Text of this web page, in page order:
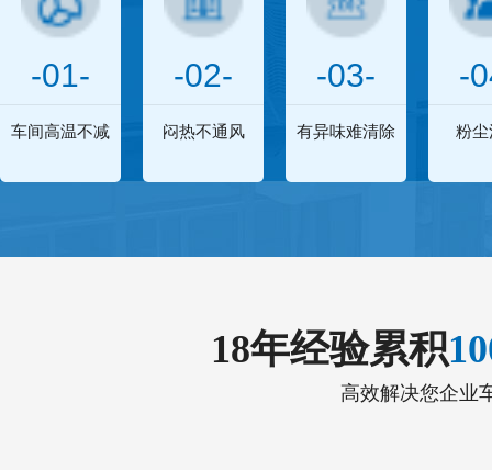
-01-
车间高温不减
-02-
闷热不通风
-03-
有异味难清除
-
粉尘
18年经验累积
高效解决您企业